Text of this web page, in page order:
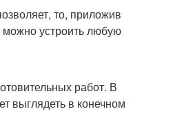
то, приложив
можно устроить любую
работ. В
выглядеть в конечном